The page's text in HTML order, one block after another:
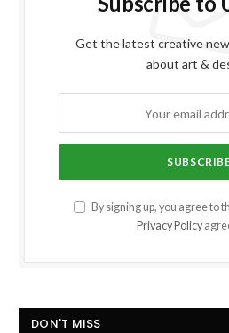
Get the latest creative
about art &
By signing up, you agree to
Privacy Policy
DON'T MISS